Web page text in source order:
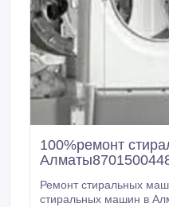
100%ремонт
Ремонт стиральных машин в
стиральных машин в